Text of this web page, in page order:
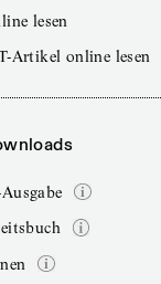
lesen
Artikel online lesen